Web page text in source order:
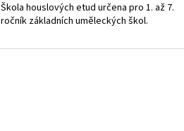
Škola houslových etud určena pro 1. až 7.
ročník základních uměleckých škol.